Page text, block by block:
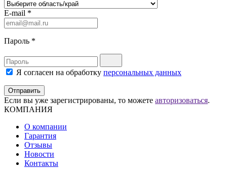
E-mail *
Пароль *
Я согласен на обработку персональных данных
Отправить
Если вы уже зарегистрированы, то можете авторизоваться.
КОМПАНИЯ
О компании
Гарантия
Отзывы
Новости
Контакты